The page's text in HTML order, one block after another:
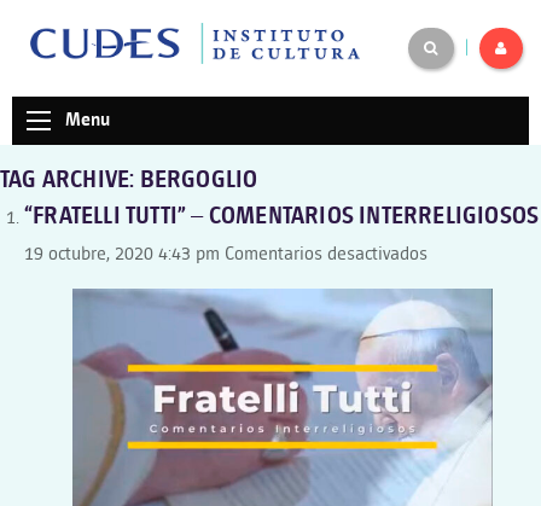
Menu
TAG ARCHIVE: BERGOGLIO
“FRATELLI TUTTI” – COMENTARIOS INTERRELIGIOSOS
19 octubre, 2020 4:43 pm Comentarios desactivadosen
TUTTI”
–
COMENTARIOS